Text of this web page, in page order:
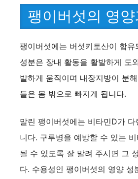
y
V
i
d
e
o
팽이버섯의 영
팽이버섯에는 버섯키토산이 함유
성분은 장내 활동을 활발하게 도
발하게 움직이며 내장지방이 분
들은 몸 밖으로 빠지게 됩니다.
말린 팽이버섯에는 비타민D가
니다. 구루병을 예방할 수 있는
될 수 있도록 잘 말려 주시면 그
다. 수용성인 팽이버섯의 영양 성